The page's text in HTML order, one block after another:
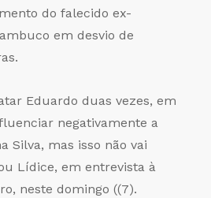
do falecido ex-
em desvio de
Eduardo duas vezes, em
negativamente a
Silva, mas isso não vai
Lídice, em entrevista à
neste domingo ((7).